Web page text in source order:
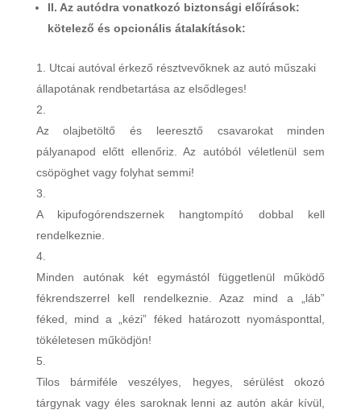
II. Az autódra vonatkozó biztonsági előírások:
kötelező és opcionális átalakítások:
Utcai autóval érkező résztvevőknek az autó műszaki
állapotának rendbetartása az elsődleges!
Az olajbetöltő és leeresztő csavarokat minden
pályanapod előtt ellenőriz. Az autóból véletlenül sem
csöpöghet vagy folyhat semmi!
A kipufogórendszernek hangtompító dobbal kell
rendelkeznie.
Minden autónak két egymástól függetlenül működő
fékrendszerrel kell rendelkeznie. Azaz mind a „láb”
féked, mind a „kézi” féked határozott nyomásponttal,
tökéletesen működjön!
Tilos bármiféle veszélyes, hegyes, sérülést okozó
tárgynak vagy éles saroknak lenni az autón akár kívül,